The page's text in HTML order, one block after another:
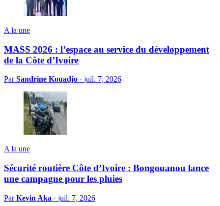
A la une
MASS 2026 : l’espace au service du développement
de la Côte d’Ivoire
ParSandrine Kouadjo · juil. 7, 2026
A la une
Sécurité routière Côte d’Ivoire : Bongouanou lance
une campagne pour les pluies
ParKevin Aka · juil. 7, 2026